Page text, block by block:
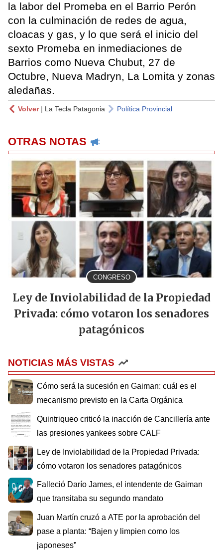
la labor del Promeba en el Barrio Perón
con la culminación de redes de agua,
cloacas y gas, y lo que será el inicio del
sexto Promeba en inmediaciones de
Barrios como Nueva Chubut, 27 de
Octubre, Nueva Madryn, La Lomita y zonas
aledañas.
Volver| La Tecla Patagonia Política Provincial
OTRAS NOTAS
CONGRESO
Ley de Inviolabilidad de la Propiedad
Privada: cómo votaron los senadores
patagónicos
NOTICIAS MÁS VISTAS
Cómo será la sucesión en Gaiman: cuál es el
mecanismo previsto en la Carta Orgánica
Quintriqueo criticó la inacción de Cancillería ante
las presiones yankees sobre CALF
Ley de Inviolabilidad de la Propiedad Privada:
cómo votaron los senadores patagónicos
Falleció Darío James, el intendente de Gaiman
que transitaba su segundo mandato
Juan Martín cruzó a ATE por la aprobación del
pase a planta: “Bajen y limpien como los
japoneses”